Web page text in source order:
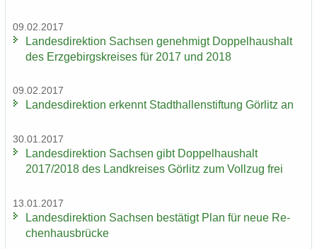
09.02.2017
Lan­des­di­rek­ti­on Sach­sen ge­neh­migt Dop­pel­haus­halt
des Erz­ge­birgs­krei­ses für 2017 und 2018
09.02.2017
Lan­des­di­rek­ti­on er­kennt Stadt­hal­len­stif­tung Gör­litz an
30.01.2017
Lan­des­di­rek­ti­on Sach­sen gibt Dop­pel­haus­halt
2017/2018 des Land­krei­ses Gör­litz zum Voll­zug frei
13.01.2017
Lan­des­di­rek­ti­on Sach­sen be­stä­tigt Plan für neue Re­
chen­haus­brü­cke